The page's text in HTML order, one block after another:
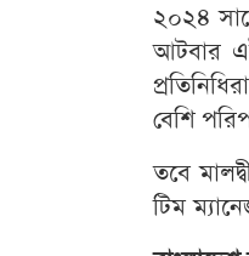
২০২৪
আটবার
বেশি
তবে
টিম